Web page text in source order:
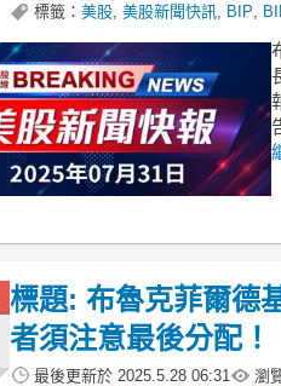
標籤： 美股 美股新聞快訊 BIP
標題: 布魯克菲爾德
者須注意最後分配！
最後更新於 2025.5.28 06:31 瀏